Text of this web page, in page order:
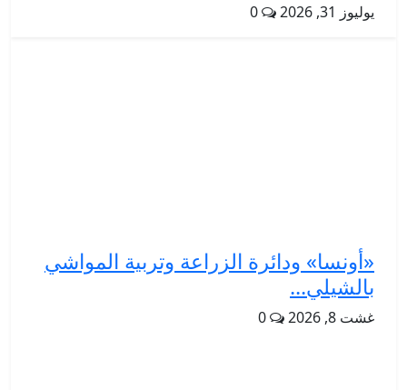
يوليوز 31, 2026 0
«أونسا» ودائرة الزراعة وتربية المواشي
بالشيلي...
غشت 8, 2026 0